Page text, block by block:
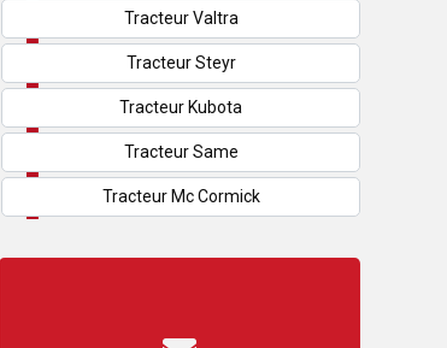
Tracteur Valtra
Tracteur Steyr
Tracteur Kubota
Tracteur Same
Tracteur Mc Cormick